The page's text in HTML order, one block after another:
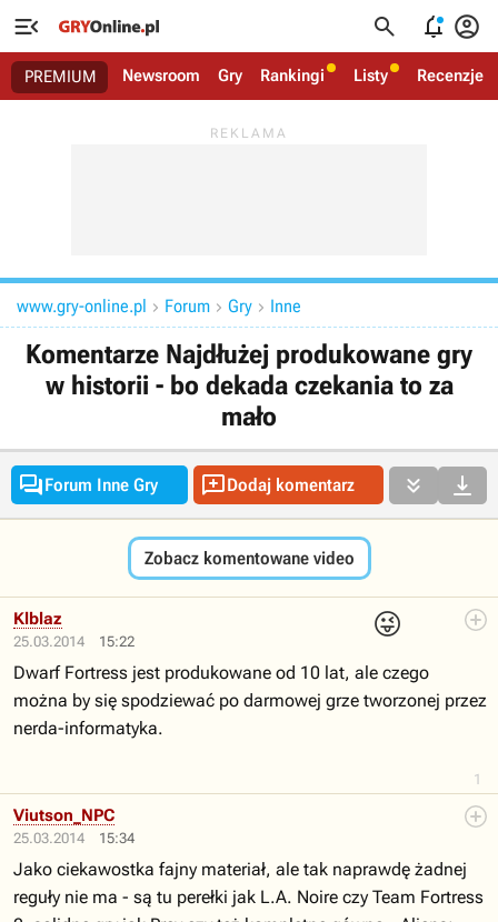
   
PREMIUM Newsroom Gry Rankingi Listy Recenzje
www.gry-online.pl  Forum  Gry  Inne
Komentarze Najdłużej produkowane gry
w historii - bo dekada czekania to za
mało
Forum Inne Gry Dodaj komentarz  
Zobacz komentowane video
25.03.2014 15:22
😜
1
Klblaz
Dwarf Fortress jest produkowane od 10 lat, ale czego
można by się spodziewać po darmowej grze tworzonej przez
nerda-informatyka.
25.03.2014 15:34
Viutson_NPC
Jako ciekawostka fajny materiał, ale tak naprawdę żadnej
reguły nie ma - są tu perełki jak L.A. Noire czy Team Fortress